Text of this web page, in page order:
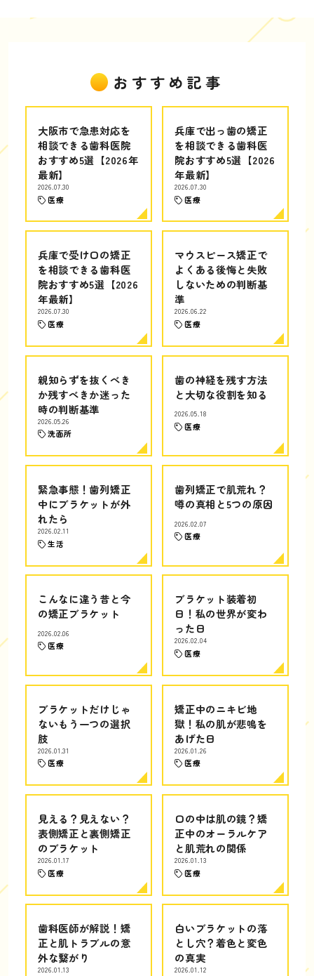
おすすめ記事
大阪市で急患対応を
相談できる歯科医院
おすすめ5選【2026年
最新】
2026.07.30
医療
兵庫で出っ歯の矯正
を相談できる歯科医
院おすすめ5選【2026
年最新】
2026.07.30
医療
兵庫で受け口の矯正
を相談できる歯科医
院おすすめ5選【2026
年最新】
2026.07.30
医療
マウスピース矯正で
よくある後悔と失敗
しないための判断基
準
2026.06.22
医療
親知らずを抜くべき
か残すべきか迷った
時の判断基準
2026.05.26
洗面所
歯の神経を残す方法
と大切な役割を知る
2026.05.18
医療
緊急事態！歯列矯正
中にブラケットが外
れたら
2026.02.11
生活
歯列矯正で肌荒れ？
噂の真相と5つの原因
2026.02.07
医療
こんなに違う昔と今
の矯正ブラケット
2026.02.06
医療
ブラケット装着初
日！私の世界が変わ
った日
2026.02.04
医療
ブラケットだけじゃ
ないもう一つの選択
肢
2026.01.31
医療
矯正中のニキビ地
獄！私の肌が悲鳴を
あげた日
2026.01.26
医療
見える？見えない？
表側矯正と裏側矯正
のブラケット
2026.01.17
医療
口の中は肌の鏡？矯
正中のオーラルケア
と肌荒れの関係
2026.01.13
医療
歯科医師が解説！矯
正と肌トラブルの意
外な繋がり
2026.01.13
白いブラケットの落
とし穴？着色と変色
の真実
2026.01.12